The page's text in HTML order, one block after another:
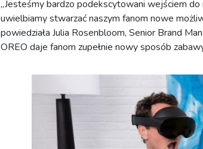
„Jesteśmy bardzo podekscytowani wejściem
uwielbiamy stwarzać naszym fanom nowe
powiedziała Julia Rosenbloom, Senior Brand
OREO daje fanom zupełnie nowy sposób